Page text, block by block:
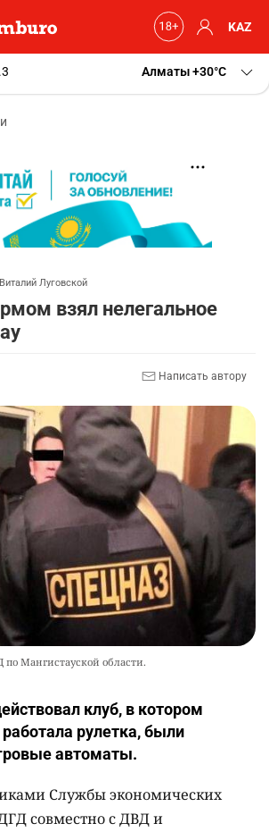
KAZ
Алматы+30 C
Виталий Луговской
взял нелегальное
Написать автору
Мангистауской области.
клуб, в котором
работала рулетка, были
автоматы.
Службы экономических
совместно с ДВД и